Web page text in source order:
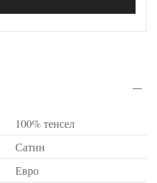
100% тенсел
Сатин
Евро